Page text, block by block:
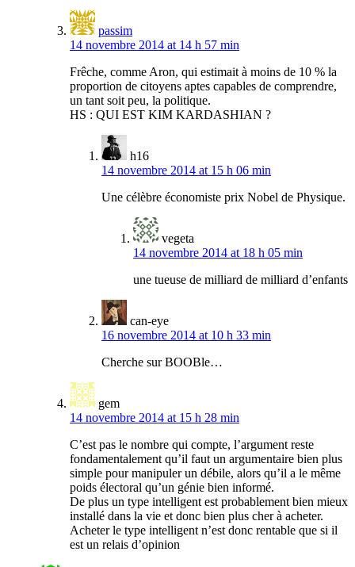
passim
14 novembre 2014 at 14 h 57 min
Frêche, comme Aron, qui estimait à moins de 10 % la
proportion de citoyens aptes capables de comprendre,
un tant soit peu, la politique.
HS : QUI EST KIM KARDASHIAN ?
h16
14 novembre 2014 at 15 h 06 min
Une célèbre économiste prix Nobel de Physique.
vegeta
14 novembre 2014 at 18 h 05 min
une tueuse de milliard de milliard d’enfants
can-eye
16 novembre 2014 at 10 h 33 min
Cherche sur BOOBle…
gem
14 novembre 2014 at 15 h 28 min
C’est pas le nombre qui compte, l’argument reste
fondamentalement qu’il faut un argumentaire bien plus
simple pour manipuler un débile, alors qu’il a le même
poids électoral qu’un génie bien informé.
De plus un type intelligent est probablement bien mieux
installé dans la vie et donc bien plus cher à acheter.
Acheter le type intelligent n’est donc rentable que si il
est un relais d’opinion